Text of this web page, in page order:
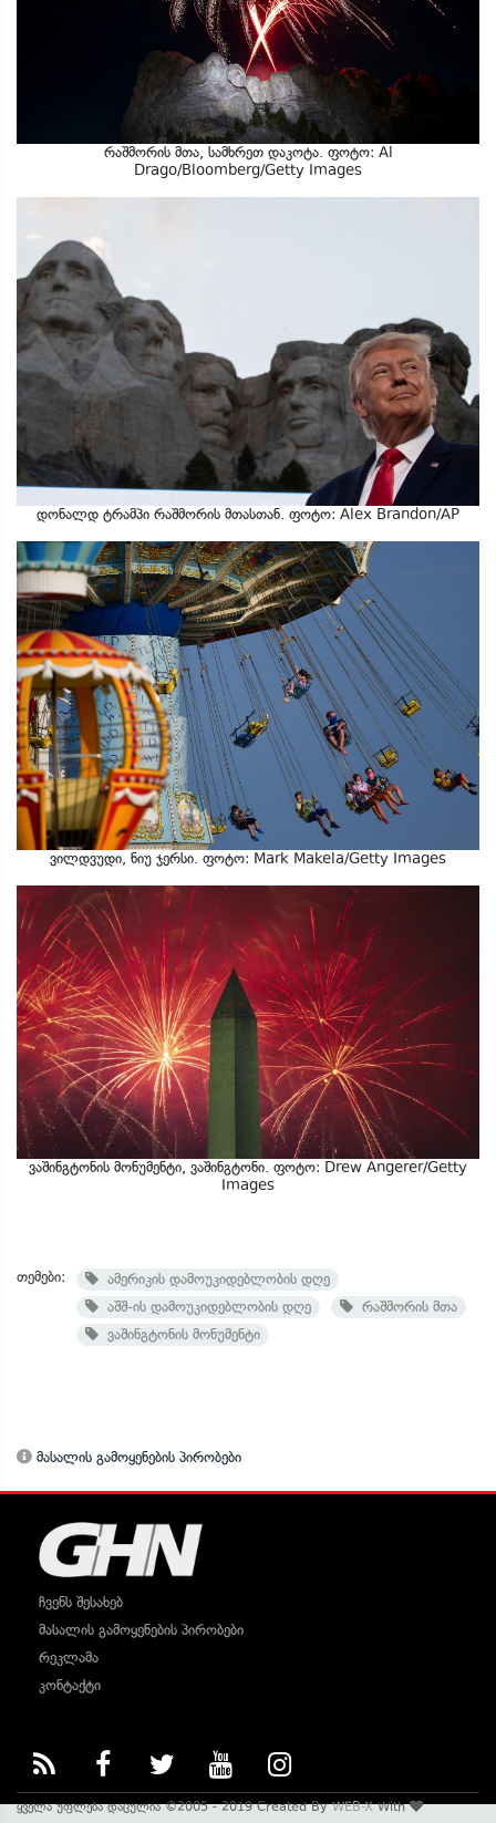
რაშმორის მთა, სამხრეთ დაკოტა. ფოტო: Al
Drago/Bloomberg/Getty Images
დონალდ ტრამპი რაშმორის მთასთან. ფოტო: Alex Brandon/AP
ვილდვუდი, ნიუ ჯერსი. ფოტო: Mark Makela/Getty Images
ვაშინგტონის მონუმენტი, ვაშინგტონი. ფოტო: Drew Angerer/Getty
Images
თემები:
ამერიკის დამოუკიდებლობის დღე
აშშ-ის დამოუკიდებლობის დღე
რაშმორის მთა
ვაშინგტონის მონუმენტი
მასალის გამოყენების პირობები
ჩვენს შესახებ
მასალის გამოყენების პირობები
რეკლამა
კონტაქტი
ყველა უფლება დაცულია ©2005 - 2019 Created ByWEB-XWith